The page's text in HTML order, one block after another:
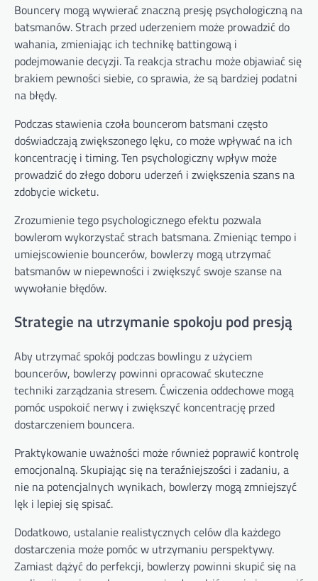
Bouncery mogą wywierać znaczną presję psychologiczną na
batsmanów. Strach przed uderzeniem może prowadzić do
wahania, zmieniając ich technikę battingową i
podejmowanie decyzji. Ta reakcja strachu może objawiać się
brakiem pewności siebie, co sprawia, że są bardziej podatni
na błędy.
Podczas stawienia czoła bouncerom batsmani często
doświadczają zwiększonego lęku, co może wpływać na ich
koncentrację i timing. Ten psychologiczny wpływ może
prowadzić do złego doboru uderzeń i zwiększenia szans na
zdobycie wicketu.
Zrozumienie tego psychologicznego efektu pozwala
bowlerom wykorzystać strach batsmana. Zmieniąc tempo i
umiejscowienie bouncerów, bowlerzy mogą utrzymać
batsmanów w niepewności i zwiększyć swoje szanse na
wywołanie błędów.
Strategie na utrzymanie spokoju pod presją
Aby utrzymać spokój podczas bowlingu z użyciem
bouncerów, bowlerzy powinni opracować skuteczne
techniki zarządzania stresem. Ćwiczenia oddechowe mogą
pomóc uspokoić nerwy i zwiększyć koncentrację przed
dostarczeniem bouncera.
Praktykowanie uważności może również poprawić kontrolę
emocjonalną. Skupiając się na teraźniejszości i zadaniu, a
nie na potencjalnych wynikach, bowlerzy mogą zmniejszyć
lęk i lepiej się spisać.
Dodatkowo, ustalanie realistycznych celów dla każdego
dostarczenia może pomóc w utrzymaniu perspektywy.
Zamiast dążyć do perfekcji, bowlerzy powinni skupić się na